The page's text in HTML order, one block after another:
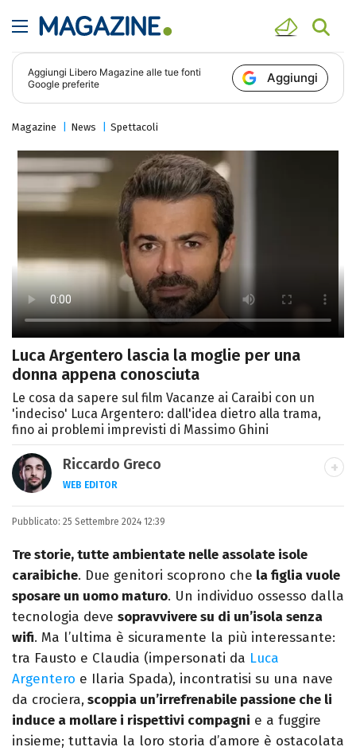
Aggiungi Libero Magazine alle tue fonti
Google preferite
Aggiungi
Magazine News Spettacoli
Luca Argentero lascia la moglie per una
donna appena conosciuta
Le cosa da sapere sul film Vacanze ai Caraibi con un
'indeciso' Luca Argentero: dall'idea dietro alla trama,
fino ai problemi imprevisti di Massimo Ghini
Riccardo Greco
WEB EDITOR
LINKEDIN
Si avvicina all'editoria studiando all'IED
come Fashion Editor. Si specializza poi in
Comunicazione digitale, Giornalismo e
Nuovi media presso La Sapienza,
collaborando con alcune testate ed uffici
stampa.
Pubblicato: 25 Settembre 2024 12:39
Tre storie, tutte ambientate nelle assolate isole
caraibiche. Due genitori scoprono che la figlia vuole
sposare un uomo maturo. Un individuo ossesso dalla
tecnologia deve sopravvivere su di un’isola senza
wifi. Ma l’ultima è sicuramente la più interessante:
tra Fausto e Claudia (impersonati da Luca
Argentero e Ilaria Spada), incontratisi su una nave
da crociera, scoppia un’irrefrenabile passione che li
induce a mollare i rispettivi compagni e a fuggire
insieme; tuttavia la loro storia d’amore è ostacolata